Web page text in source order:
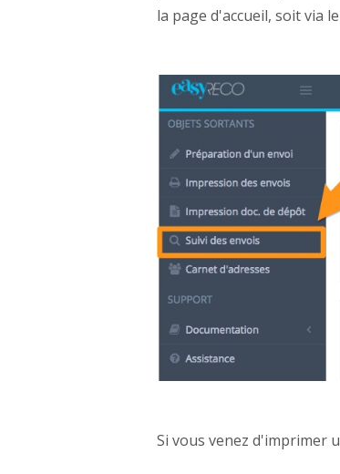
la page d'accueil, soit via
Si vous venez d'imprimer